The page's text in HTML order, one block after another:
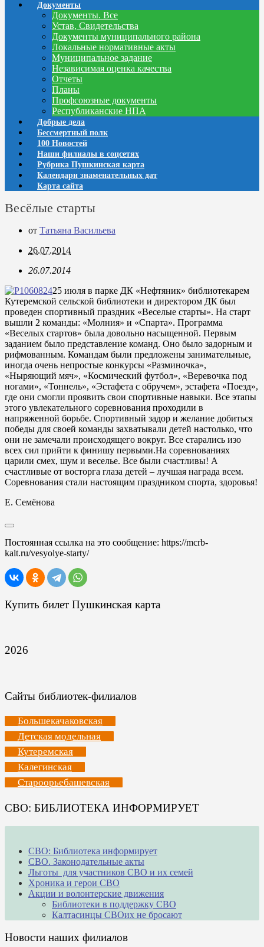
Документы
Документы. Все
Устав, Свидетельства
Документы муниципального района
Локальные нормативные акты
Муниципальное задание
Независимая оценка качества
Отчеты
Планы
Профсоюзные документы
Республиканские НПА
Добрые дела
Бессмертный полк
100 Новостей
Наши филиалы в соцсетях
Рубрика Пушкинская карта
Календари знаменательных дат
Карта сайта
Весёлые старты
от Татьяна Васильева
26.07.2014
26.07.2014
25 июля в парке ДК «Нефтяник» библиотекарем
Кутеремской сельской библиотеки и директором ДК был
проведен спортивный праздник «Веселые старты». На старт
вышли 2 команды: «Молния» и «Спарта». Программа
«Веселых стартов» была довольно насыщенной. Первым
заданием было представление команд. Оно было задорным и
рифмованным. Командам были предложены занимательные,
иногда очень непростые конкурсы «Разминочка»,
«Ныряющий мяч», «Космический футбол», «Веревочка под
ногами», «Тоннель», «Эстафета с обручем», эстафета «Поезд»,
где они смогли проявить свои спортивные навыки. Все этапы
этого увлекательного соревнования проходили в
напряженной борьбе. Спортивный задор и желание добиться
победы для своей команды захватывали детей настолько, что
они не замечали происходящего вокруг. Все старались изо
всех сил прийти к финишу первыми.На соревнованиях
царили смех, шум и веселье. Все были счастливы! А
счастливые от восторга глаза детей – лучшая награда всем.
Соревнования стали настоящим праздником спорта, здоровья!
Е. Семёнова
Постоянная ссылка на это сообщение: https://mcrb-
kalt.ru/vesyolye-starty/
Купить билет Пушкинская карта
2026
Сайты библиотек-филиалов
Большекачаковская
Детская модельная
Кутеремская
Калегинская
Староорьебашевская
СВО: БИБЛИОТЕКА ИНФОРМИРУЕТ
СВО: Библиотека информирует
СВО. Законодательные акты
Льготы для участников СВО и их семей
Хроника и герои СВО
Акции и волонтерские движения
Библиотеки в поддержку СВО
Калтасинцы СВОих не бросают
Новости наших филиалов